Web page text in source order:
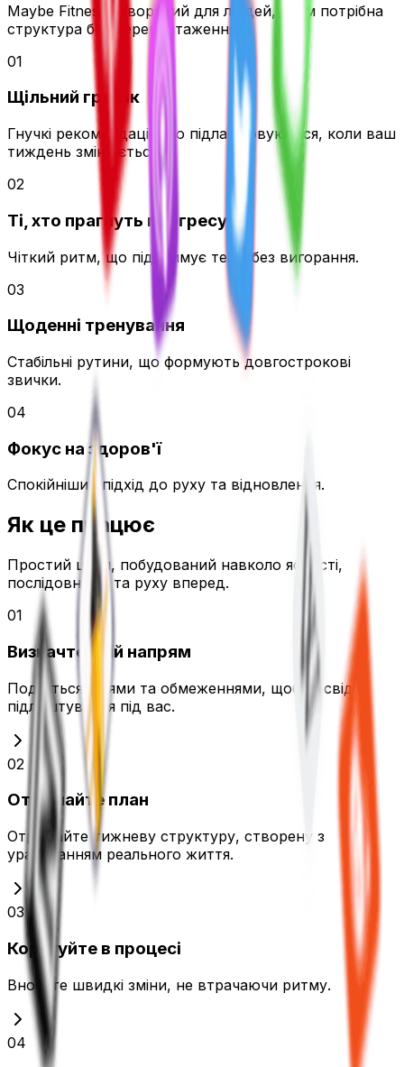
Maybe Fitness створений для людей, яким потрібна
структура без перевантаження.
01
Щільний графік
Гнучкі рекомендації, що підлаштовуються, коли ваш
тиждень змінюється.
02
Ті, хто прагнуть прогресу
Чіткий ритм, що підтримує темп без вигорання.
03
Щоденні тренування
Стабільні рутини, що формують довгострокові
звички.
04
Фокус на здоров'ї
Спокійніший підхід до руху та відновлення.
Як це працює
Простий цикл, побудований навколо ясності,
послідовності та руху вперед.
01
Визначте свій напрям
Поділіться цілями та обмеженнями, щоб досвід
підлаштувався під вас.
02
Отримайте план
Отримайте тижневу структуру, створену з
урахуванням реального життя.
03
Коригуйте в процесі
Вносьте швидкі зміни, не втрачаючи ритму.
04